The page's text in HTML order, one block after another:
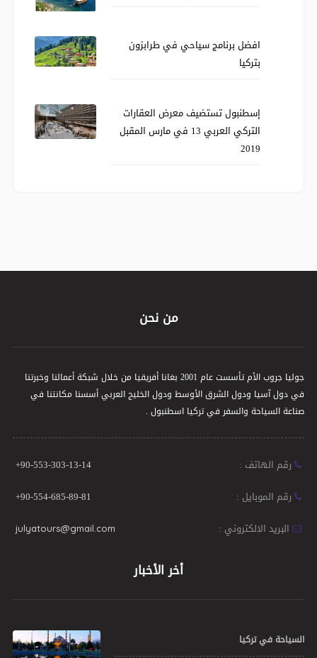
افضل برنامج سياحي في طرابزون
بتركيا
إسطنبول تستضيف معرض العقارات
التركي العربي 13 في مارس المقبل
2019
من نحن
جوليا جروب الأم تأسست عام 2001 بغانا أفريقيا من خلال شبكة أعمالنا وخبرتنا
في دول آسيا ودول الشرق الأوسط ودول الخليج العربي أسسنا مكانتنا في
صناعة السياحة والسفر في تركيا اسطنبول .
رقم الهاتف :
+90-553-303-13-14
رقم الموبايل :
+90-554-685-89-81
البريد الالكتروني :
julyatours@gmail.com
أخر الأخبار
السياحة في تركيا